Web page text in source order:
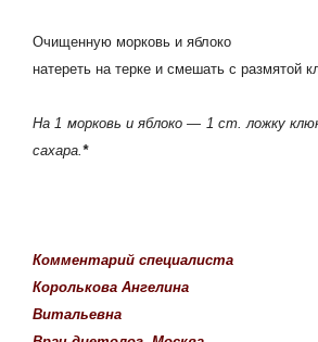
Очищенную морковь и яблоко
натереть на терке и смешать с размятой
На 1 морковь и яблоко — 1 ст. ложку
сахара.*
Комментарий специалиста
Королькова Ангелина
Витальевна